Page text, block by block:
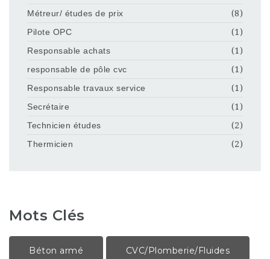
Métreur/ études de prix
(8)
Pilote OPC
(1)
Responsable achats
(1)
responsable de pôle cvc
(1)
Responsable travaux service
(1)
Secrétaire
(1)
Technicien études
(2)
Thermicien
(2)
Mots Clés
Béton armé CVC/Plomberie/Fluides